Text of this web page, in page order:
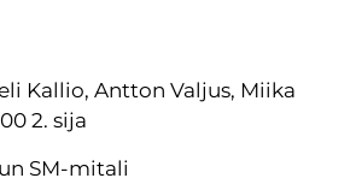
Kallio, Antton Valjus, Miika
2. sija
SM-mitali